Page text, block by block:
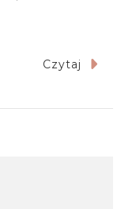
Czytaj